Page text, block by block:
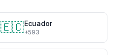
🇪🇨Ecuador
+593